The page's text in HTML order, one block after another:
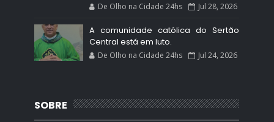
De Olho na Cidade 24hs Jul 28, 2026
A comunidade católica do Sertão
Central está em luto.
De Olho na Cidade 24hs Jul 24, 2026
SOBRE